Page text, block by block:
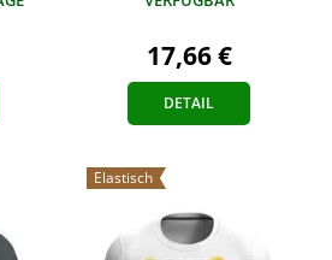
17,66 €
DETAIL
Elastisch